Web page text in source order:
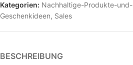
Kategorien: Nachhaltige-Produkte-und-
Geschenkideen, Sales
BESCHREIBUNG